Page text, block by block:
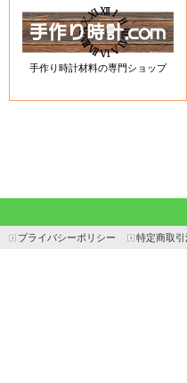
手作り時計材料の専門ショップ
プライバシーポリシー 特定商取